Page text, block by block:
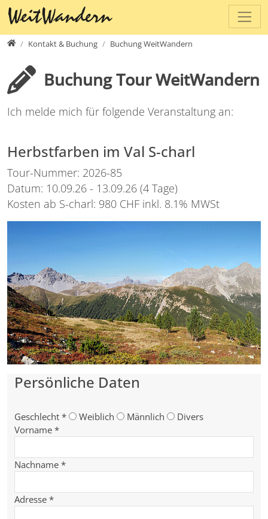
Direkt zur Hauptnavigation springen
Direkt zum Inhalt springen
www.weitwandern.ch
Kontakt & Buchung Buchung WeitWandern
Buchung Tour WeitWandern
Ich melde mich für folgende Veranstaltung an:
Herbstfarben im Val S-charl
Tour-Nummer: 2026-85
Datum: 10.09.26 - 13.09.26 (4 Tage)
Kosten ab S-charl: 980 CHF inkl. 8.1% MWSt
Persönliche Daten
Geschlecht * Weiblich Männlich
Divers
Vorname *
Nachname *
Adresse *